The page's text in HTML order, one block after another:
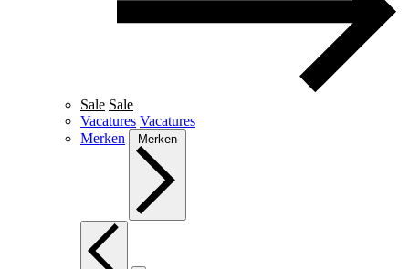
Sale Sale
Vacatures Vacatures
Merken
Merken